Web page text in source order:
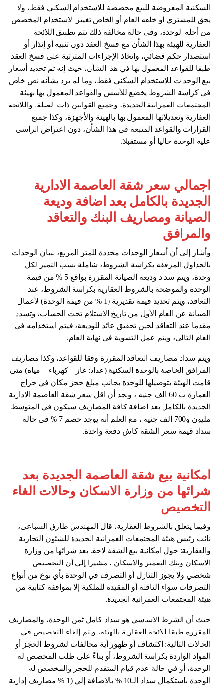
السكنية المعروضة للبيع مخصصة للاستخدام السكني فقط، ولا
يحق للمشتري أو خلفه العام أو الخاص تغيير الاستخدام المخصص
من أجله الوحدة، وفي حالة مخالفة ذلك يتم تطبيق اللائحة
العقارية للهيئة بهذا الشأن مع فسخ العقد دون تنبيه أو إنذار أو
استصدار حكم قضائي، واتخاذ الإجراءات المترتبة على فسخ العقد
طبقا للقواعد المعمول بها في هذا الشأن، حيث إنه تم تحديد أسعار
بيع الوحدات للاستخدام السكني فقط، وما لم يرد بشأنه نص خاص
فى كراسة الشروط يخضع للأسس والقواعد المعمول بها بهيئة
المجتمعات العمرانية الجديدة، وجميع القوانين ذات الصلة، واللائحة
العقارية وتعديلاتها المعمول بها بالهيئة والأجهزة، وكذا جميع
القرارات والقواعد المتبعة فى هذا الشأن، دون اعتراض الراسى
عليه الوحدة حاليا أو مستقبلا.
اجمالي سعر شقة العاصمة الادارية
الجديدة بالكامل بعد اضافة وديعة
الصيانة ومصاريف البنك والتعاقد
والمرافق
وأشار إلى أن أسعار الوحدات محددة للمتر المربع، ببيان الوحدات
بالجداول المرفقة بكراسة الشروط، شاملة نسب التميز لكل
وحدة، ويتم سداد وديعة الصيانة المقررة بواقع 5 % من قيمة
الوحدة والموضحة بالشروط العقارية بكراسة الشروط، عند
التعاقد، ويتم تحديد قيمة تقديرية (1 % من قيمة الوحدة) لأعمال
الصيانة عن العام الأول من تاريخ الاستلام تحت الحساب، وتسدد
مقدما عند التعاقد لحين تحقيق عائد للوديعة، فيتم استخدامه فى
العام التالى، ويتم عمل التسوية فى نهاية العام.
ويتم سداد مصاريف التعاقد المقررة وفقا للقواعد، وكذا مصاريف
المرافق الخاصة بالوحدة السكنية (عداد: غاز – كهرباء – مياه) متى
قامت الهيئة بتوصيلها للوحدة بجانب مبلغ حجز مكان في جراج
العمارة ب 60 الف جنيه ، ونجد أن اقل سعر شقة العاصمة الادارية
الجديدة بالكامل بعد اضافة كافة المصاريف سيكون في المتوسط
مليون و700 الف جنيه ، مع العلم أنه يوجد خصم 7 % في حالة
سداد قيمة سعر الشقة كاش دفعة واحدة.
امكانية بيع شقة العاصمة الجديدة بعد
شرائها من وزارة الاسكان وحالات الغاء
التخصيص
وفيما يتعلق بالشروط العقارية، قال المهندس طارق السباعى،
نائب رئيس هيئة المجتمعات العمرانية الجديدة للشئون التجارية
والعقارية: حول امكانية بيع الشقة لاحقا بعد شرائها من وزارة
الاسكان وبنك التعمير والاسكان ، مشيرا إلى أن التخصيص
شخصي ولا يجوز التنازل أو التصرف في الوحدة بأي نوع من أنواع
التصرفات سواء الناقلة أو المقيدة للملكية إلا بموافقة كتابية من
هيئة المجتمعات العمرانية الجديدة.
حيث أن الشرط الاساسي هو سداد كامل ثمن الوحدة، والمصاريف
المقررة طبقا للائحة العقارية بالهيئة، ويتم إلغاء التخصيص في
الحالات التالية: اكتشاف أو ظهور أية مخالفات لشروط الحجز أو
المواد الواردة بكراسة الشروط، أو بناءً على طلب المخصص له
الوحدة، أو في حالة عدم قيام المتقدم للحجز والمخصص له
الوحدة باستكمال سداد الـ10 % بالاضافة إلي (1 % مصاريف إدارية